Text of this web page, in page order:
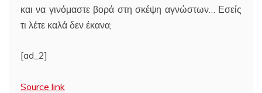
και να γινόμαστε βορά στη σκέψη αγνώστων… Εσείς
τι λέτε καλά δεν έκανα;
[ad_2]
Source link